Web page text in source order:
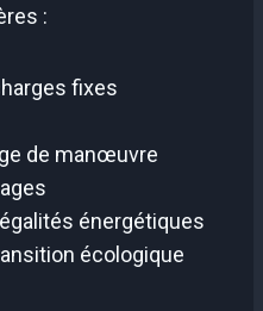
:
fixes
de manœuvre
énergétiques
écologique